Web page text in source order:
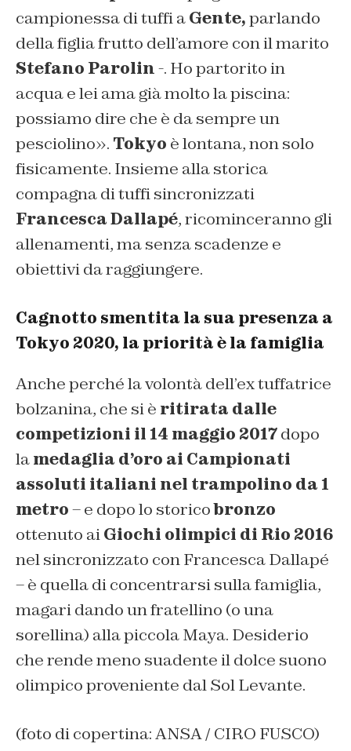
campionessa di tuffi aGente,parlando
della figlia frutto dell’amore con il marito
Stefano Parolin-. Ho partorito in
acqua e lei ama già molto la piscina:
possiamo dire che è da sempre un
pesciolino». Tokyo è lontana, non solo
fisicamente. Insieme alla storica
compagna di tuffi sincronizzati
Francesca Dallapé, ricominceranno gli
allenamenti, ma senza scadenze e
obiettivi da raggiungere.
Cagnotto smentita la sua presenza a
Tokyo 2020, la priorità è la famiglia
Anche perché la volontà dell’ex tuffatrice
bolzanina, che si è ritirata dalle
competizioni il 14 maggio 2017dopo
lamedaglia d’oro ai Campionati
assoluti italiani nel trampolino da 1
metro– e dopo lo storicobronzo
ottenuto aiGiochi olimpici di Rio 2016
nel sincronizzato con Francesca Dallapé
– è quella di concentrarsi sulla famiglia,
magari dando un fratellino (o una
sorellina) alla piccola Maya. Desiderio
che rende meno suadente il dolce suono
olimpico proveniente dal Sol Levante.
(foto di copertina: ANSA / CIRO FUSCO)